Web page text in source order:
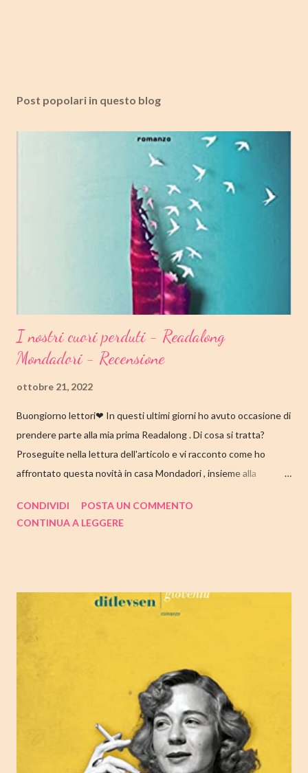
Post popolari in questo blog
I nostri cuori perduti - Readalong
Mondadori - Recensione
ottobre 21, 2022
Buongiorno lettori❤ In questi ultimi giorni ho avuto occasione di
prendere parte alla mia prima Readalong . Di cosa si tratta?
Proseguite nella lettura dell'articolo e vi racconto come ho
affrontato questa novità in casa Mondadori , insieme alla
ringraziamenti. Nell'articolo di seguito parliamo quindi di " I nostri
ROMANZO PAGINE: 348 PREZZO: 19.00/EBOOK 10.99 Link
impiegato nella biblioteca universitaria di fronte a casa. Sua
madre, Margaret, una poetessa di origini cinesi, li ha abbandonati
quando lui aveva solo nove anni in circostanze misteriose, dopo
che una sua poesi...
CONDIVIDI
POSTA UN COMMENTO
CONTINUA A LEGGERE